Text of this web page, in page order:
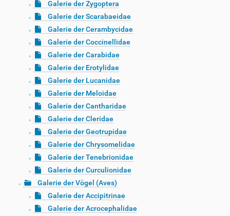
Galerie der Zygoptera
Galerie der Scarabaeidae
Galerie der Cerambycidae
Galerie der Coccinellidae
Galerie der Carabidae
Galerie der Erotylidae
Galerie der Lucanidae
Galerie der Meloidae
Galerie der Cantharidae
Galerie der Cleridae
Galerie der Geotrupidae
Galerie der Chrysomelidae
Galerie der Tenebrionidae
Galerie der Curculionidae
Galerie der Vögel (Aves)
Galerie der Accipitrinae
Galerie der Acrocephalidae